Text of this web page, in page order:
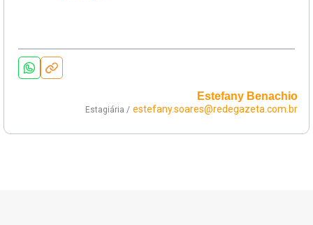
Estefany Benachio
Estagiária / estefany.soares@redegazeta.com.br